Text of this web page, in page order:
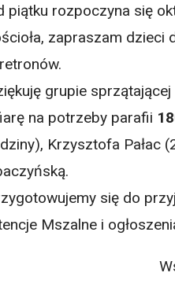
piątku rozpoczyna się
zapraszam dzieci
grupie
na potrzeby parafii
Krzysztofa Pałac
się do
Mszalne i